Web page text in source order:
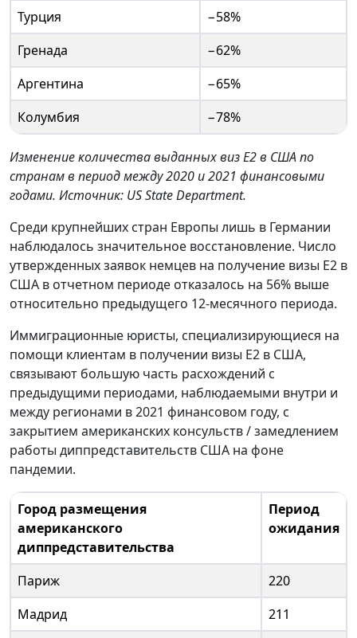
Турция
−58%
Гренада
−62%
Аргентина
−65%
Колумбия
−78%
Изменение количества выданных виз E2 в США по
странам в период между 2020 и 2021 финансовыми
годами. Источник: US State Department.
Среди крупнейших стран Европы лишь в Германии
наблюдалось значительное восстановление. Число
утвержденных заявок немцев на получение визы E2 в
США в отчетном периоде отказалось на 56% выше
относительно предыдущего 12-месячного периода.
Иммиграционные юристы, специализирующиеся на
помощи клиентам в получении визы E2 в США,
связывают большую часть расхождений с
предыдущими периодами, наблюдаемыми внутри и
между регионами в 2021 финансовом году, с
закрытием американских консульств / замедлением
работы диппредставительств США на фоне
пандемии.
Город размещения
американского
диппредставительства
Период
ожидания
Париж
220
Мадрид
211